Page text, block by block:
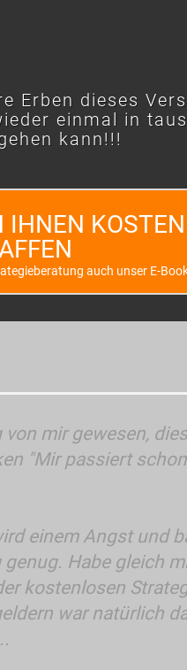
Erben dieses
einmal in
kann!!!
auch unser E-
mir gewesen,
"Mir passiert
einem Angst und
Habe gleich
kostenlosen
war natürlich